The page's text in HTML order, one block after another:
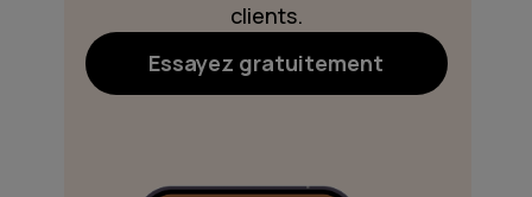
clients.
Essayez gratuitement